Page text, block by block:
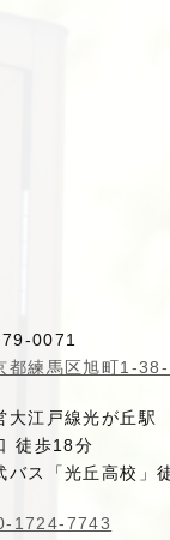
0071
都練馬区旭町1-
大江戸線光が丘駅
徒歩18分
バス「光丘高校」
1724-7743